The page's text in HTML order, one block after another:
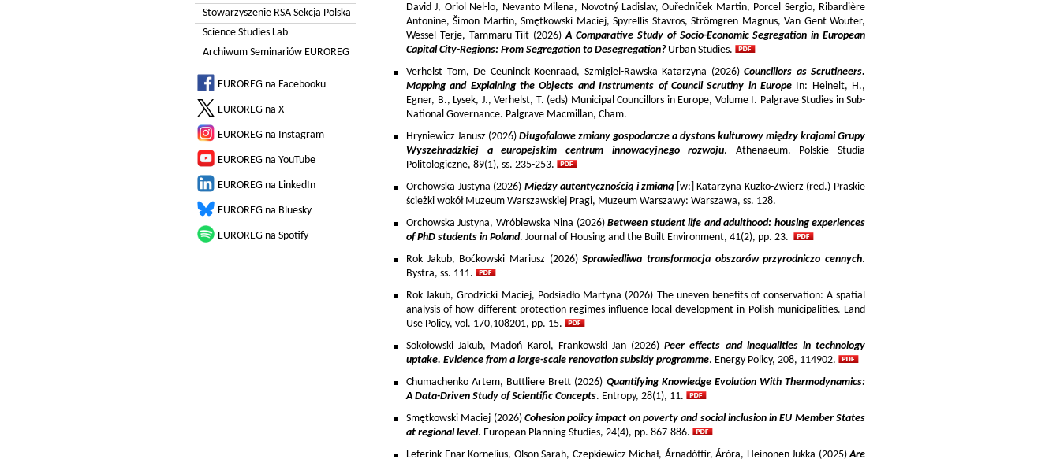
Stowarzyszenie RSA Sekcja Polska
Science Studies Lab
Archiwum Seminariów EUROREG
EUROREG na Facebooku
EUROREG na X
EUROREG na Instagram
EUROREG na YouTube
EUROREG na LinkedIn
EUROREG na Bluesky
EUROREG na Spotify
David J, Oriol Nel-lo, Nevanto Milena, Novotný Ladislav, Ouředníček Martin, Porcel Sergio, Ribardière
Antonine, Šimon Martin, Smętkowski Maciej, Spyrellis Stavros, Strömgren Magnus, Van Gent Wouter,
Wessel Terje, Tammaru Tiit (2026)A Comparative Study of Socio-Economic Segregation in European
Capital City-Regions: From Segregation to Desegregation?Urban Studies.
Verhelst Tom, De Ceuninck Koenraad, Szmigiel-Rawska Katarzyna (2026) Councillors as Scrutineers.
Mapping and Explaining the Objects and Instruments of Council Scrutiny in EuropeIn: Heinelt, H.,
Egner, B., Lysek, J., Verhelst, T. (eds) Municipal Councillors in Europe, Volume I. Palgrave Studies in Sub-
National Governance. Palgrave Macmillan, Cham.
Hryniewicz Janusz (2026) Długofalowe zmiany gospodarcze a dystans kulturowy między krajami Grupy
Wyszehradzkiej a europejskim centrum innowacyjnego rozwoju. Athenaeum. Polskie Studia
Politologiczne, 89(1), ss. 235-253.
Orchowska Justyna (2026) Między autentycznością i zmianą [w:] Katarzyna Kuzko-Zwierz (red.) Praskie
ścieżki wokół Muzeum Warszawskiej Pragi, Muzeum Warszawy: Warszawa, ss. 128.
Orchowska Justyna, Wróblewska Nina (2026)Between student life and adulthood: housing experiences
of PhD students in Poland. Journal of Housing and the Built Environment, 41(2), pp. 23.
Rok Jakub, Boćkowski Mariusz (2026)Sprawiedliwa transformacja obszarów przyrodniczo cennych.
Bystra, ss. 111.
Rok Jakub, Grodzicki Maciej, Podsiadło Martyna (2026) The uneven benefits of conservation: A spatial
analysis of how different protection regimes influence local development in Polish municipalities. Land
Use Policy, vol. 170,108201, pp. 15.
Sokołowski Jakub, Madoń Karol, Frankowski Jan (2026)Peer effects and inequalities in technology
uptake. Evidence from a large-scale renovation subsidy programme. Energy Policy, 208, 114902.
Chumachenko Artem, Buttliere Brett (2026) Quantifying Knowledge Evolution With Thermodynamics:
A Data-Driven Study of Scientific Concepts. Entropy, 28(1), 11.
Smętkowski Maciej (2026) Cohesion policy impact on poverty and social inclusion in EU Member States
at regional level. European Planning Studies, 24(4), pp. 867-886.
Leferink Enar Kornelius, Olson Sarah, Czepkiewicz Michał, Árnadóttir, Áróra, Heinonen Jukka (2025)Are